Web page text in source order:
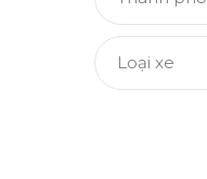
Loại xe